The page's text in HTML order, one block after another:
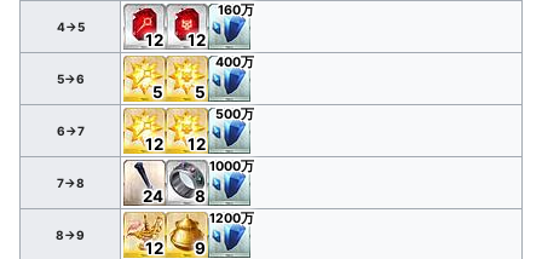
4→5
12 12
160万
5→6
5 5
400万
6→7
12 12
500万
7→8
24 8
1000万
8→9
12 9
1200万